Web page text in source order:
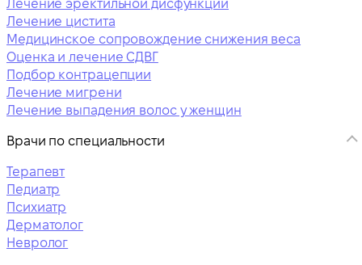
Лечение эректильной дисфункции
Лечение цистита
Медицинское сопровождение снижения веса
Оценка и лечение СДВГ
Подбор контрацепции
Лечение мигрени
Лечение выпадения волос у женщин
Врачи по специальности
Терапевт
Педиатр
Психиатр
Дерматолог
Невролог